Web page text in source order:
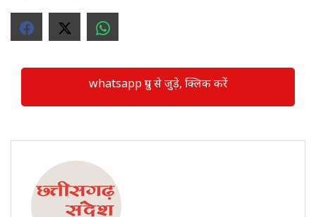
whatsapp ग्रुप से जुड़े, क्लिक करें